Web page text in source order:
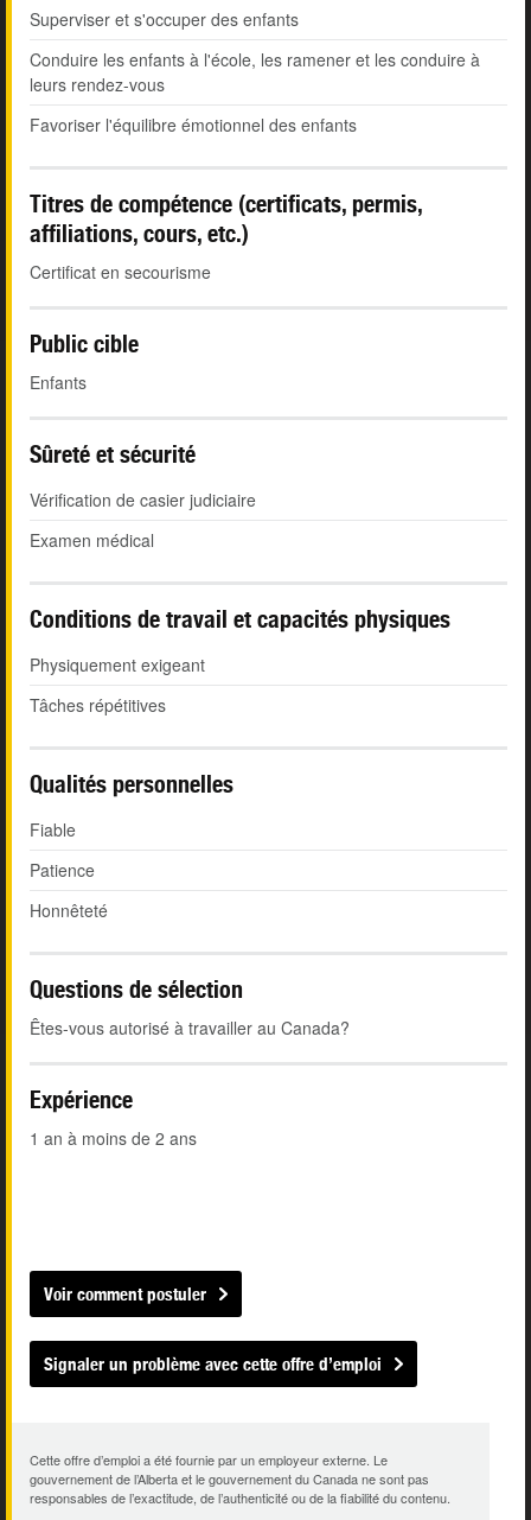
Superviser et s'occuper des enfants
Conduire les enfants à l'école, les ramener et les conduire à
leurs rendez-vous
Favoriser l'équilibre émotionnel des enfants
Titres de compétence (certificats, permis,
affiliations, cours, etc.)
Certificat en secourisme
Public cible
Enfants
Sûreté et sécurité
Vérification de casier judiciaire
Examen médical
Conditions de travail et capacités physiques
Physiquement exigeant
Tâches répétitives
Qualités personnelles
Fiable
Patience
Honnêteté
Questions de sélection
Êtes-vous autorisé à travailler au Canada?
Expérience
1 an à moins de 2 ans
Voir comment postuler
Signaler un problème avec cette offre d’emploi
Cette offre d’emploi a été fournie par un employeur externe. Le
gouvernement de l’Alberta et le gouvernement du Canada ne sont pas
responsables de l’exactitude, de l’authenticité ou de la fiabilité du contenu.